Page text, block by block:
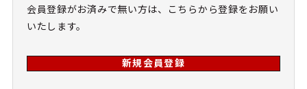
会員登録がお済みで無い方は、こちらから登録をお願い
いたします。
新規会員登録